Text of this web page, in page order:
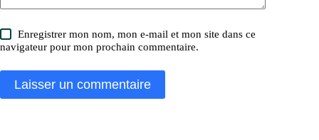
Enregistrer mon nom, mon e-mail et mon site dans ce
navigateur pour mon prochain commentaire.
Laisser un commentaire